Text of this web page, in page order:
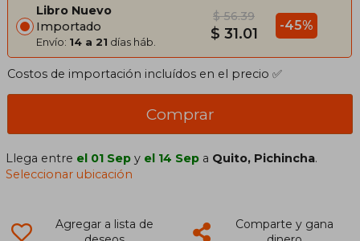
Libro Nuevo
Importado
Envío: 14 a 21 días háb.
$ 56.39
$ 31.01 -45%
Costos de importación incluídos en el precio ✅
Comprar
Llega entre el 01 Sep y el 14 Sep a Quito, Pichincha.
Seleccionar ubicación
Agregar a lista de
Comparte y gana